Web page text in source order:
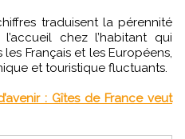
traduisent la pérennité
chez l’habitant qui
Français et les Européens,
et touristique fluctuants.
: Gîtes de France veut